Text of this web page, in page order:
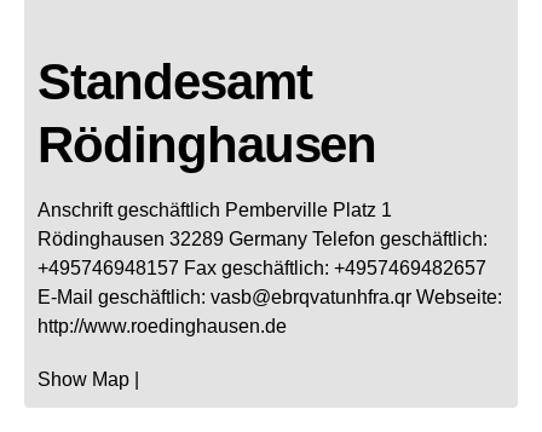
Standesamt
Rödinghausen
Anschrift geschäftlich Pemberville Platz 1
Rödinghausen 32289 Germany Telefon geschäftlich:
+495746948157 Fax geschäftlich: +4957469482657
E-Mail geschäftlich: vasb@ebrqvatunhfra.qr Webseite:
http://www.roedinghausen.de
Show Map